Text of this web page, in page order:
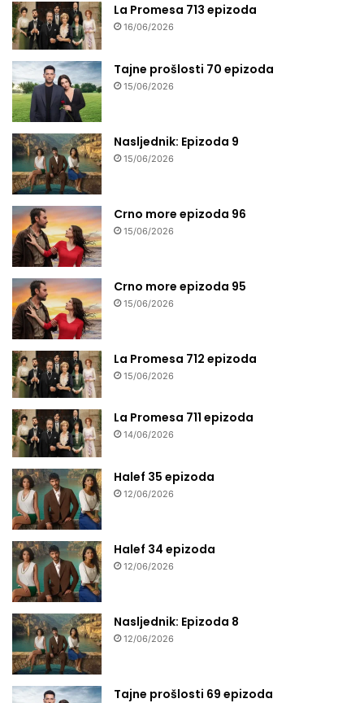
La Promesa 713 epizoda
16/06/2026
Tajne prošlosti 70 epizoda
15/06/2026
Nasljednik: Epizoda 9
15/06/2026
Crno more epizoda 96
15/06/2026
Crno more epizoda 95
15/06/2026
La Promesa 712 epizoda
15/06/2026
La Promesa 711 epizoda
14/06/2026
Halef 35 epizoda
12/06/2026
Halef 34 epizoda
12/06/2026
Nasljednik: Epizoda 8
12/06/2026
Tajne prošlosti 69 epizoda